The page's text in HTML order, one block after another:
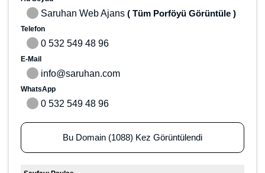
Ad Soyad
Saruhan Web Ajans( Tüm Porföyü Görüntüle )
Telefon
0 532 549 48 96
E-Mail
info@saruhan.com
WhatsApp
0 532 549 48 96
Bu Domain (1088) Kez Görüntülendi